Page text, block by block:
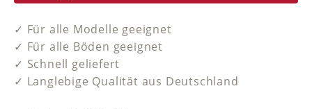
✓ Für alle Modelle geeignet
✓ Für alle Böden geeignet
✓ Schnell geliefert
✓ Langlebige Qualität aus Deutschland